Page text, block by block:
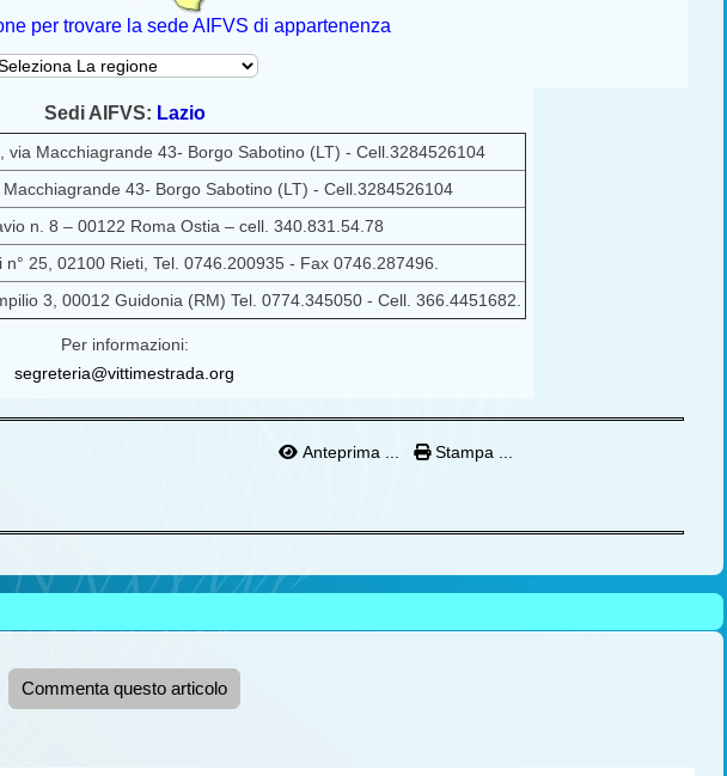
per trovare la sede AIFVS di appartenenza
Sedi AIFVS: Lazio
via Macchiagrande 43- Borgo Sabotino (LT) - Cell.3284526104
43- Borgo Sabotino (LT) - Cell.3284526104
n. 8 – 00122 Roma Ostia – cell. 340.831.54.78
25, 02100 Rieti, Tel. 0746.200935 - Fax 0746.287496.
3, 00012 Guidonia (RM) Tel. 0774.345050 - Cell. 366.4451682.
Per informazioni:
segreteria@vittimestrada.org
Anteprima ... Stampa ...
Commenta questo articolo